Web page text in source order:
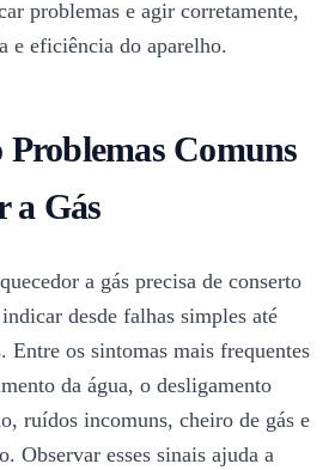
problemas e agir corretamente,
e eficiência do aparelho.
Comuns
a Gás
a gás precisa de conserto
desde falhas simples até
Entre os sintomas mais frequentes
da água, o desligamento
ruídos incomuns, cheiro de gás e
Observar esses sinais ajuda a